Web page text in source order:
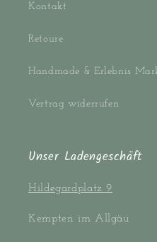
Kontakt
Retoure
Handmade & Erlebnis
Vertrag widerrufen
Unser Ladengeschäft
Hildegardplatz 9
Kempten im Allgäu